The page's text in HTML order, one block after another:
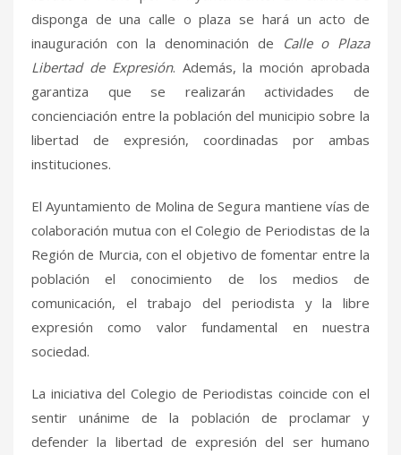
disponga de una calle o plaza se hará un acto de
inauguración con la denominación de
Calle o Plaza
Libertad de Expresión. Además, la moción aprobada
garantiza que se realizarán actividades de
concienciación entre la población del municipio sobre la
libertad de expresión, coordinadas por ambas
instituciones.
El Ayuntamiento de Molina de Segura mantiene vías de
colaboración mutua con el Colegio de Periodistas de la
Región de Murcia, con el objetivo de fomentar entre la
población el conocimiento de los medios de
comunicación, el trabajo del periodista y la libre
expresión como valor fundamental en nuestra
sociedad.
La iniciativa del Colegio de Periodistas coincide con el
sentir unánime de la población de proclamar y
defender la libertad de expresión del ser humano